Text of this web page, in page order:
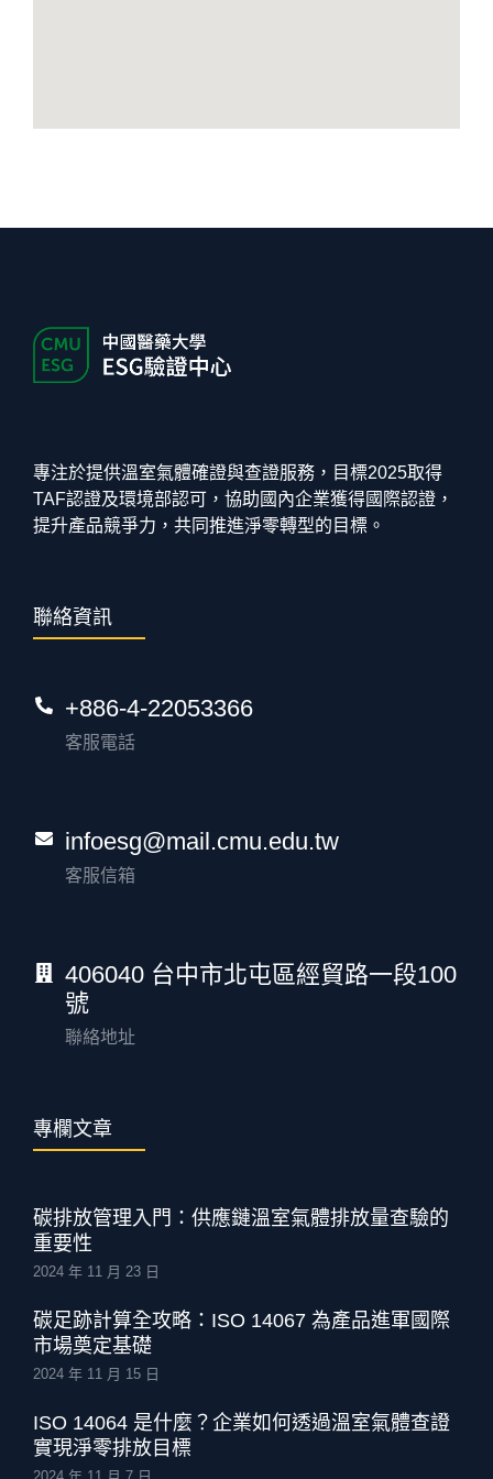
專注於提供溫室氣體確證與查證服務，目標2025取得
TAF認證及環境部認可，協助國內企業獲得國際認證，
提升產品競爭力，共同推進淨零轉型的目標。
聯絡資訊
+886-4-22053366
客服電話
infoesg@mail.cmu.edu.tw
客服信箱
406040 台中市北屯區經貿路一段100
號
聯絡地址
專欄文章
碳排放管理入門：供應鏈溫室氣體排放量查驗的
重要性
2024 年 11 月 23 日
碳足跡計算全攻略：ISO 14067 為產品進軍國際
市場奠定基礎
2024 年 11 月 15 日
ISO 14064 是什麼？企業如何透過溫室氣體查證
實現淨零排放目標